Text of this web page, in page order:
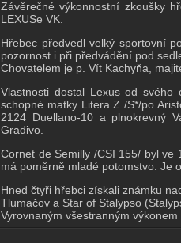
Závěrečné výkonnostní zkoušky
LEXUSe VK.
Hřebec předvedl velký sportovní
pozornost i při předvádění pod
Chovatelem je p. Vít Kachyňa,
Vlastnosti dostal Lexus od
schopné matky Litera Z /S*/po
2124 Duellano-10 a plnokrevný
Gradivo.
Cornet de Semilly /CSI 155/ byl
má poměrně mladé potomstvo. Je
Hned čtyři hřebci získali známku
Tlumačov a Star of Stalypso
Vyrovnaným všestranným